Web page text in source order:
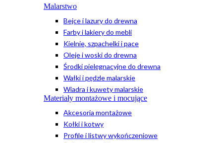
Malarstwo
Bejce i lazury do drewna
Farby i lakiery do mebli
Kielnie, szpachelki i pace
Oleje i woski do drewna
Środki pielęgnacyjne do drewna
Wałki i pędzle malarskie
Wiadra i kuwety malarskie
Materiały montażowe i mocujące
Akcesoria montażowe
Kołki i kotwy
Profile i listwy wykończeniowe